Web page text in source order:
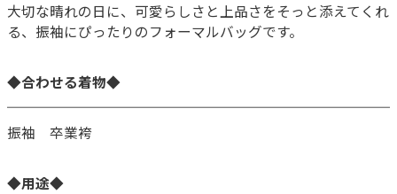
大切な晴れの日に、可愛らしさと上品さをそっと添えてくれ
る、振袖にぴったりのフォーマルバッグです。
◆合わせる着物◆
振袖 卒業袴
◆用途◆